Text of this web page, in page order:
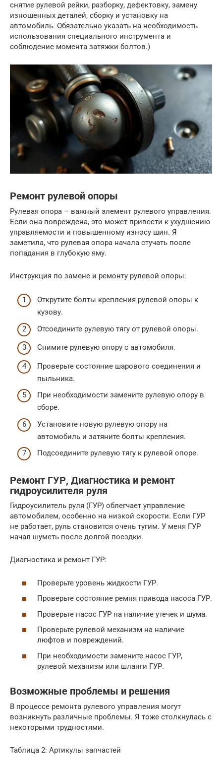
снятие рулевой рейки, разборку, дефектовку, замену
изношенных деталей, сборку и установку на
автомобиль. Обязательно указать на необходимость
использования специального инструмента и
соблюдение момента затяжки болтов.)
Ремонт рулевой опоры
Рулевая опора – важный элемент рулевого управления.
Если она повреждена, это может привести к ухудшению
управляемости и повышенному износу шин. Я
заметила, что рулевая опора начала стучать после
попадания в глубокую яму.
Инструкция по замене и ремонту рулевой опоры:
Открутите болты крепления рулевой опоры к
кузову.
Отсоедините рулевую тягу от рулевой опоры.
Снимите рулевую опору с автомобиля.
Проверьте состояние шарового соединения и
пыльника.
При необходимости замените рулевую опору в
сборе.
Установите новую рулевую опору на
автомобиль и затяните болты крепления.
Подсоедините рулевую тягу к рулевой опоре.
Ремонт ГУР, Диагностика и ремонт
гидроусилителя руля
Гидроусилитель руля (ГУР) облегчает управление
автомобилем, особенно на низкой скорости. Если ГУР
не работает, руль становится очень тугим. У меня ГУР
начал шуметь после долгой поездки.
Диагностика и ремонт ГУР:
Проверьте уровень жидкости ГУР.
Проверьте состояние ремня привода насоса ГУР.
Проверьте насос ГУР на наличие утечек и шума.
Проверьте рулевой механизм на наличие
люфтов и повреждений.
При необходимости замените насос ГУР,
рулевой механизм или шланги ГУР.
Возможные проблемы и решения
В процессе ремонта рулевого управления могут
возникнуть различные проблемы. Я тоже столкнулась с
некоторыми трудностями.
Таблица 2: Артикулы запчастей